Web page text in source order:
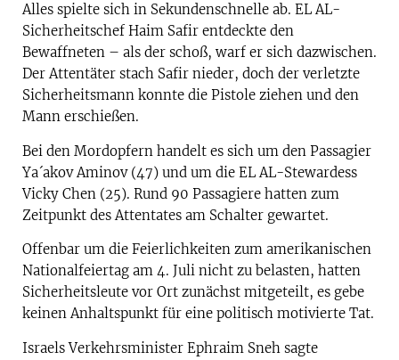
Alles spielte sich in Sekundenschnelle ab. EL AL-
Sicherheitschef Haim Safir entdeckte den
Bewaffneten – als der schoß, warf er sich dazwischen.
Der Attentäter stach Safir nieder, doch der verletzte
Sicherheitsmann konnte die Pistole ziehen und den
Mann erschießen.
Bei den Mordopfern handelt es sich um den Passagier
Ya´akov Aminov (47) und um die EL AL-Stewardess
Vicky Chen (25). Rund 90 Passagiere hatten zum
Zeitpunkt des Attentates am Schalter gewartet.
Offenbar um die Feierlichkeiten zum amerikanischen
Nationalfeiertag am 4. Juli nicht zu belasten, hatten
Sicherheitsleute vor Ort zunächst mitgeteilt, es gebe
keinen Anhaltspunkt für eine politisch motivierte Tat.
Israels Verkehrsminister Ephraim Sneh sagte